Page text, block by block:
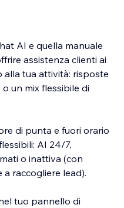
AI e quella manuale
assistenza clienti ai
tua attività: risposte
un mix flessibile di
di punta e fuori orario
AI 24/7,
o inattiva (con
raccogliere lead).
tuo pannello di